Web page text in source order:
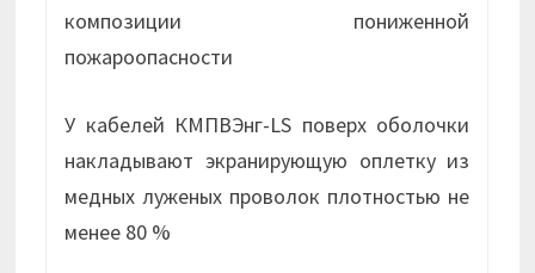
композиции пониженной
пожароопасности
У кабелей КМПВЭнг-LS поверх оболочки
накладывают экранирующую оплетку из
медных луженых проволок плотностью не
менее 80 %